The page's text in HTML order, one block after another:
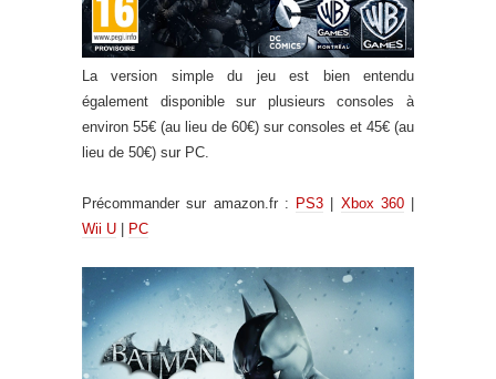
La version simple du jeu est bien entendu
également disponible sur plusieurs consoles à
environ 55€ (au lieu de 60€) sur consoles et 45€ (au
lieu de 50€) sur PC.
Précommander sur amazon.fr : PS3 Xbox 360|
Wii U
PC